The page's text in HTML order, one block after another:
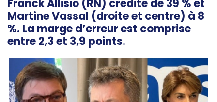
Franck Allisio (RN) crédité de 39 % et
Martine Vassal (droite et centre) à 8
%. La marge d’erreur est comprise
entre 2,3 et 3,9 points.